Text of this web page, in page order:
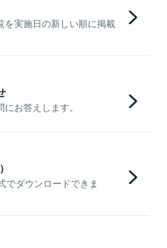
を実施日の新しい順に掲載
お答えします。
でダウンロードできま